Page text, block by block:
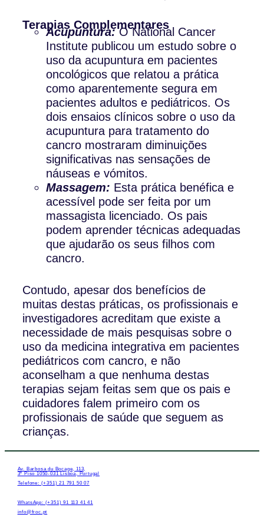
Terapias Complementares
Acupuntura:O National Cancer
Institute publicou um estudo sobre o
uso da acupuntura em pacientes
oncológicos que relatou a prática
como aparentemente segura em
pacientes adultos e pediátricos. Os
dois ensaios clínicos sobre o uso da
acupuntura para tratamento do
cancro mostraram diminuições
significativas nas sensações de
náuseas e vómitos.
Massagem: Esta prática benéfica e
acessível pode ser feita por um
massagista licenciado. Os pais
podem aprender técnicas adequadas
que ajudarão os seus filhos com
cancro.
Contudo, apesar dos benefícios de
muitas destas práticas, os profissionais e
investigadores acreditam que existe a
necessidade de mais pesquisas sobre o
uso da medicina integrativa em pacientes
pediátricos com cancro, e não
aconselham a que nenhuma destas
terapias sejam feitas sem que os pais e
cuidadores falem primeiro com os
profissionais de saúde que seguem as
crianças.
Av. Barbosa du Bocage, 113,
3º Piso 1050-031 Lisboa, Portugal
Telefone: (+351) 21 791 50 07
WhatsApp: (+351) 91 113 41 41
info@froc.pt